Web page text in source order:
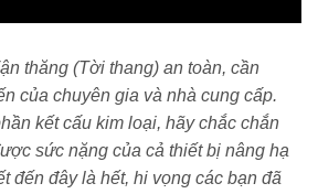
thăng (Tời thang) an toàn, cần
của chuyên gia và nhà cung cấp.
kết cấu kim loại, hãy chắc chắn
sức nặng của cả thiết bị nâng hạ
đến đây là hết, hi vọng các bạn đã